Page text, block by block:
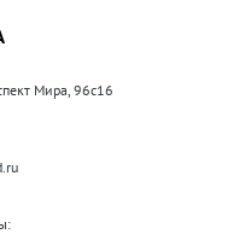
Мира, 96с16